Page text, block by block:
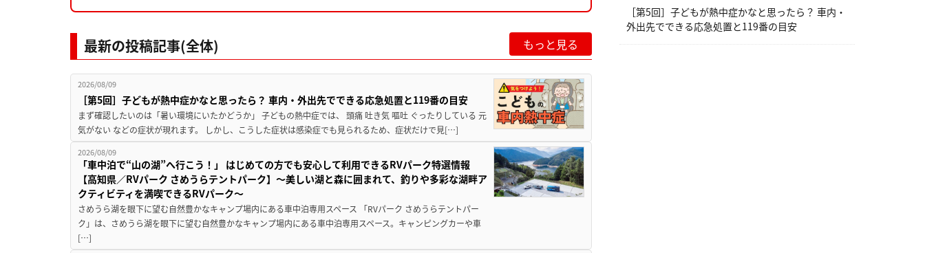
最新の投稿記事(全体) もっと見る
2026/08/09
［第5回］子どもが熱中症かなと思ったら？ 車内・外出先でできる応急処置と119番の目安
まず確認したいのは「暑い環境にいたかどうか」 子どもの熱中症では、 頭痛 吐き気 嘔吐 ぐったりしている 元
気がない などの症状が現れます。 しかし、こうした症状は感染症でも見られるため、症状だけで見[…]
2026/08/09
「車中泊で“山の湖”へ行こう！」 はじめての方でも安心して利用できるRVパーク特選情報
【高知県／RVパーク さめうらテントパーク】～美しい湖と森に囲まれて、釣りや多彩な湖畔ア
クティビティを満喫できるRVパーク～
さめうら湖を眼下に望む自然豊かなキャンプ場内にある車中泊専用スペース 「RVパーク さめうらテントパー
ク」は、さめうら湖を眼下に望む自然豊かなキャンプ場内にある車中泊専用スペース。キャンピングカーや車
[…]
［第5回］子どもが熱中症かなと思ったら？ 車内・
外出先でできる応急処置と119番の目安